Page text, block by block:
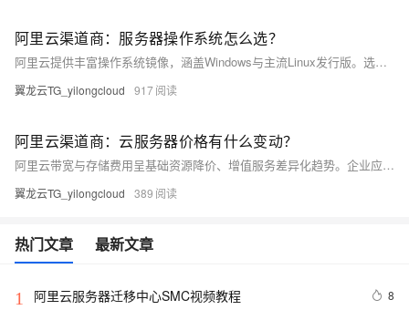
阿里云渠道商：服务器操作系统怎么选？
阿里云提供丰富操作系统镜像，涵盖Windows与主流Linux发行版。选型需综合技术兼容性、运维成本、安全稳定等因素。推荐Alibaba Cloud Linux、Ubuntu等用于Web与容器场景，Windows Server支撑.NET应用。建议优先选用LTS版本并进行测试验证，通过标准化镜像管理提升部署效率与一致性。
翼龙云TG_yilongcloud 917
阿里云渠道商：云服务器价格有什么变动？
阿里云带宽与存储费用呈基础资源降价、增值服务差异化趋势。企业应结合业务特点，通过阶梯计价、智能分层、弹性带宽等策略优化成本，借助云监控与预算预警机制，实现高效、可控的云资源管理。
翼龙云TG_yilongcloud 389
热门文章 最新文章
1 阿里云服务器迁移中心SMC视频教程 8